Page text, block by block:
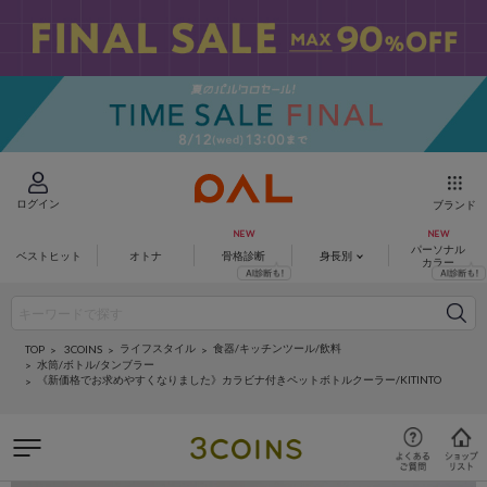
ログイン ブランド
ベストヒット オトナ 骨格診断 身長別
パーソナル
カラー
TOP 3COINS ライフスタイル
食器/キッチンツール/飲料
水筒/ボトル/タンブラー
《新価格でお求めやすくなりました》カラビナ付きペットボトルクーラー/KITINTO